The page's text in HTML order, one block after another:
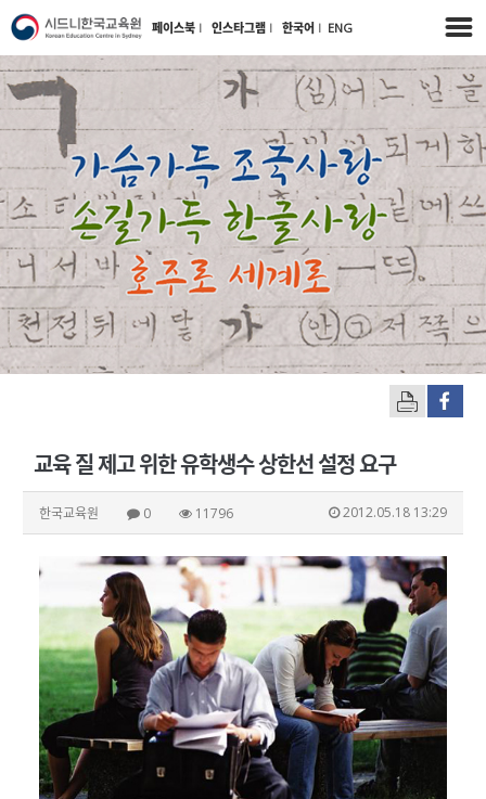
페이스북 l 인스타그램 l 한국어 l ENG
교육 질 제고 위한 유학생수 상한선 설정 요구
한국교육원 0 11796 2012.05.18 13:29